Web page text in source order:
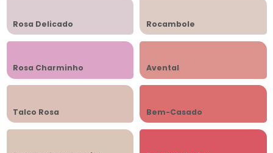
Rosa Delicado Rocambole
Rosa Charminho Avental
Talco Rosa Bem-Casado